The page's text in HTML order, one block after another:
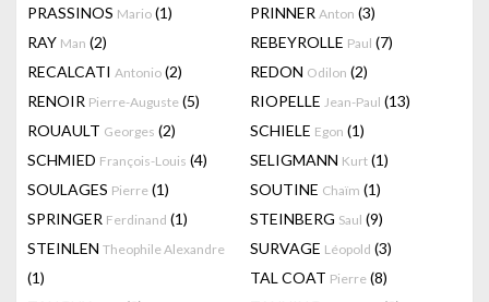
PRASSINOS Mario (1) PRINNER Anton (3)
RAY Man (2) REBEYROLLE Paul (7)
RECALCATI Antonio (2) REDON Odilon (2)
RENOIR Pierre-Auguste (5) RIOPELLE Jean-Paul (13)
ROUAULT Georges (2) SCHIELE Egon (1)
SCHMIED François-Louis (4) SELIGMANN Kurt (1)
SOULAGES Pierre (1) SOUTINE Chaïm (1)
SPRINGER Ferdinand (1) STEINBERG Saul (9)
STEINLEN Theophile Alexandre
(1)
SURVAGE Léopold (3)
TAL COAT Pierre (8)